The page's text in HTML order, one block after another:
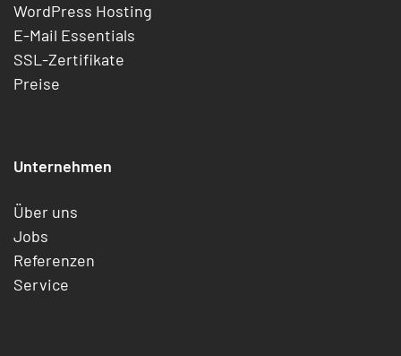
WordPress Hosting
E-Mail Essentials
SSL-Zertifikate
Preise
Unternehmen
Über uns
Jobs
Referenzen
Service